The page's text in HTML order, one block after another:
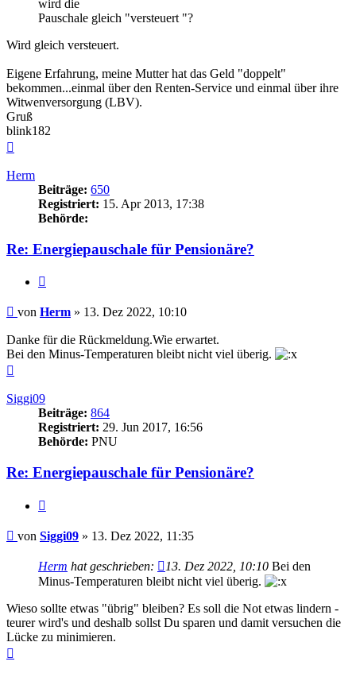
wird die
Pauschale gleich "versteuert "?
Wird gleich versteuert.
Eigene Erfahrung, meine Mutter hat das Geld "doppelt"
bekommen...einmal über den Renten-Service und einmal über ihre
Witwenversorgung (LBV).
Gruß
blink182
Herm
Beiträge: 650
Registriert: 15. Apr 2013, 17:38
Behörde:
Re: Energiepauschale für Pensionäre?
Beitrag
von Herm » 13. Dez 2022, 10:10
Danke für die Rückmeldung.Wie erwartet.
Bei den Minus-Temperaturen bleibt nicht viel überig.
Siggi09
Beiträge: 864
Registriert: 29. Jun 2017, 16:56
Behörde: PNU
Re: Energiepauschale für Pensionäre?
Beitrag
von Siggi09 » 13. Dez 2022, 11:35
Herm hat geschrieben: 13. Dez 2022, 10:10 Bei den
Minus-Temperaturen bleibt nicht viel überig.
Wieso sollte etwas "übrig" bleiben? Es soll die Not etwas lindern -
teurer wird's und deshalb sollst Du sparen und damit versuchen die
Lücke zu minimieren.